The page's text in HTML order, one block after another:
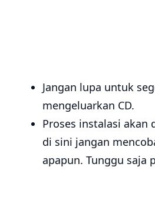
Jangan lupa untuk
mengeluarkan CD.
Proses instalasi akan
di sini jangan
apapun. Tunggu saja